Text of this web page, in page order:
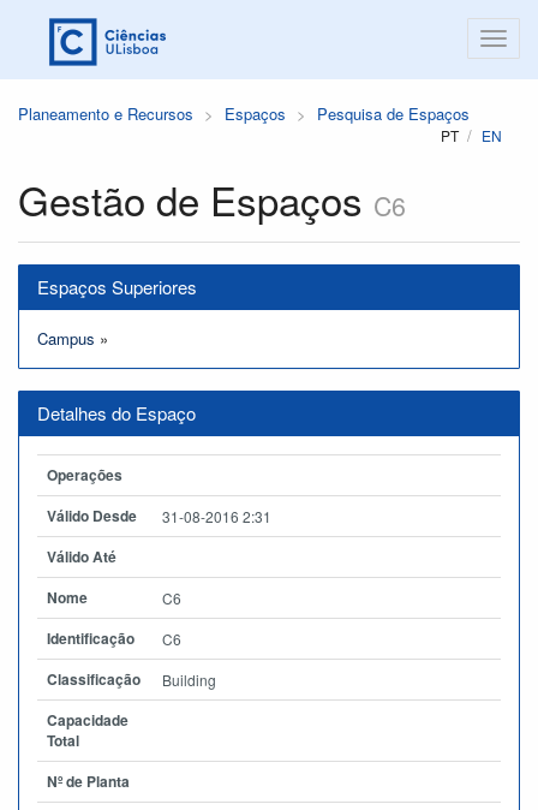
Planeamento e Recursos Espaços Pesquisa de Espaços
PT EN
Gestão de Espaços C6
Espaços Superiores
Campus »
Detalhes do Espaço
Operações
Válido Desde
31-08-2016 2:31
Válido Até
Nome
C6
Identificação C6
Classificação Building
Capacidade
Total
Nº de Planta